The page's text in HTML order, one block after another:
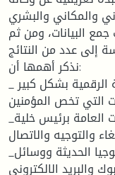
والمكاني والبشري
البيانات، ومن ثم
إلى عدد من النتائج
نذكر أهمها أن:
_ الوكالة تعتمد على العلاقات العامة الرقمية بشكل كبير
التي تخص المؤمنين،
_يسمى المسؤول عن مكتب العلاقات العامة برئيس خلية
والتوجيه والاتصال
_توظف الوكالة أعلى تقنيات التكنولوجيا الحديثة ووسائل
والبريد الالكتروني